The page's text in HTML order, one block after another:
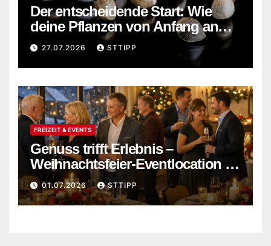
Der entscheidende Start: Wie
deine Pflanzen von Anfang an
stark wachsen
27.07.2026 STTIPP
FREIZEIT & EVENTS
Genuss trifft Erlebnis –
Weihnachtsfeier-Eventlocation in
Flensburg buchen
01.07.2026 STTIPP